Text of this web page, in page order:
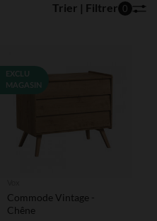
Trier | Filtrer 0
EXCLU
MAGASIN
Commode Vintage -
Chêne